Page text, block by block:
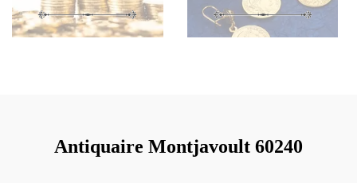
Antiquaire Montjavoult 60240